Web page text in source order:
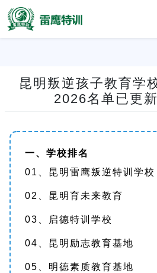
昆明叛逆孩子教育学
2026名单已更
一、学校排名
01、昆明雷鹰叛逆特训学校
02、昆明育未来教育
03、启德特训学校
04、昆明励志教育基地
05、明德素质教育基地